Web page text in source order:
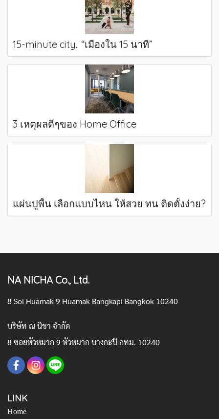
15-minute city.. “เมืองใน 15 นาที”
3 เหตุผลดีๆของ Home Office
แผ่นปูพื้น เลือกแบบไหน ให้สวย ทน ติดตั้งง่าย?
NA NICHA Co., Ltd.
8 Soi Huamak 9 Huamak Bangkapi Bangkok 10240
บริษัท ณ นิชา จำกัด
8 ซอยหัวหมาก 9 หัวหมาก บางกะปิ กทม. 10240
LINK
Home